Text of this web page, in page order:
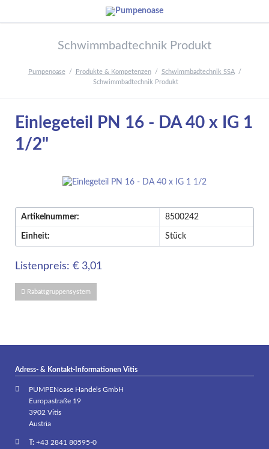
Schwimmbadtechnik Produkt
Pumpenoase Produkte & Kompetenzen
Schwimmbadtechnik SSA
Schwimmbadtechnik Produkt
Einlegeteil PN 16 - DA 40 x IG 1
1/2"
Artikelnummer: 8500242
Einheit: Stück
Listenpreis: € 3,01
Rabattgruppensystem
Adress- & Kontakt-Informationen Vitis
PUMPENoase Handels GmbH
Europastraße 19
3902 Vitis
Austria
T:+43 2841 80595-0